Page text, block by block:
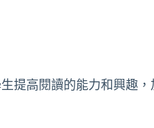
提高閱讀的能力和興趣，